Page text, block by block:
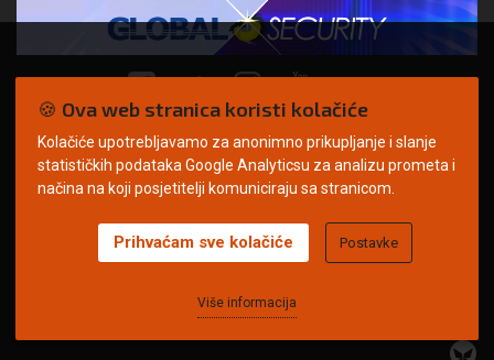
© Copyright 2026. | ARILEO
Uvjeti korištenja Politika privatnosti
Impressum
🍪 Ova web stranica koristi kolačiće
Kolačiće upotrebljavamo za anonimno prikupljanje i slanje
statističkih podataka Google Analyticsu za analizu prometa i
načina na koji posjetitelji komuniciraju sa stranicom.
Više informacija
Prihvaćam sve kolačiće Postavke